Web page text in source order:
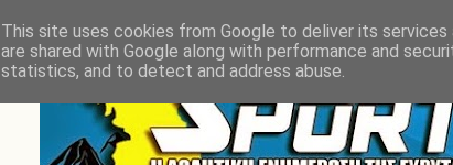
This site uses cookies from Google to deliver its
are shared with Google along with performance and
statistics, and to detect and address abuse.